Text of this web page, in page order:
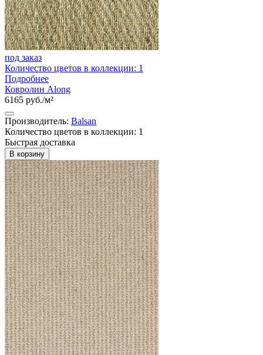
под заказ
Количество цветов в коллекции: 1
Подробнее
Ковролин Along
6165 руб./м²
Производитель: Balsan
Количество цветов в коллекции: 1
Быстрая доставка
В корзину